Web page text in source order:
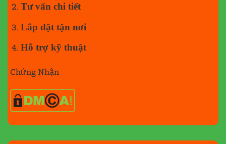
Tư vấn chi tiết
Lắp đặt tận nơi
Hỗ trợ kỹ thuật
Chứng Nhận